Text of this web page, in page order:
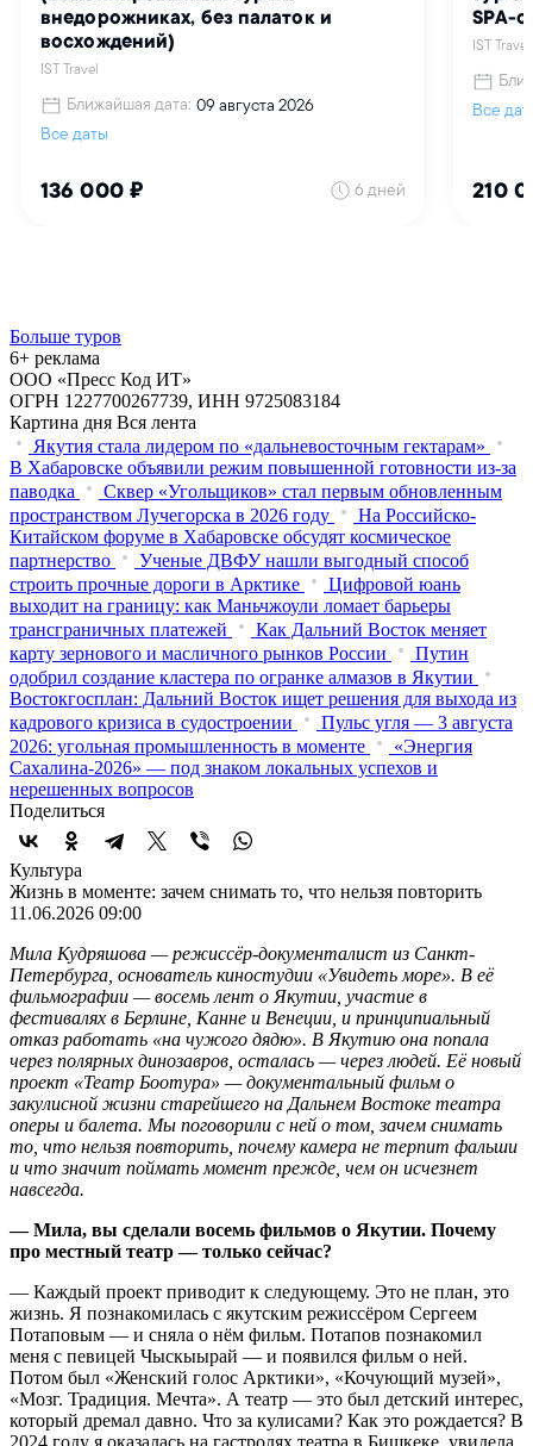
Больше туров
6+ реклама
ООО «Пресс Код ИТ»
ОГРН 1227700267739, ИНН 9725083184
Картина дня Вся лента
Якутия стала лидером по «дальневосточным гектарам»
В Хабаровске объявили режим повышенной готовности из‑за
паводка
Сквер «Угольщиков» стал первым обновленным
пространством Лучегорска в 2026 году
На Российско-
Китайском форуме в Хабаровске обсудят космическое
партнерство
Ученые ДВФУ нашли выгодный способ
строить прочные дороги в Арктике
Цифровой юань
выходит на границу: как Маньчжоули ломает барьеры
трансграничных платежей
Как Дальний Восток меняет
карту зернового и масличного рынков России
Путин
одобрил создание кластера по огранке алмазов в Якутии
Востокгосплан: Дальний Восток ищет решения для выхода из
кадрового кризиса в судостроении
Пульс угля — 3 августа
2026: угольная промышленность в моменте
«Энергия
Сахалина-2026» — под знаком локальных успехов и
нерешенных вопросов
Поделиться
Культура
Жизнь в моменте: зачем снимать то, что нельзя повторить
11.06.2026 09:00
Мила Кудряшова — режиссёр-документалист из Санкт-
Петербурга, основатель киностудии «Увидеть море». В её
фильмографии — восемь лент о Якутии, участие в
фестивалях в Берлине, Канне и Венеции, и принципиальный
отказ работать «на чужого дядю». В Якутию она попала
через полярных динозавров, осталась — через людей. Её новый
проект «Театр Боотура» — документальный фильм о
закулисной жизни старейшего на Дальнем Востоке театра
оперы и балета. Мы поговорили с ней о том, зачем снимать
то, что нельзя повторить, почему камера не терпит фальши
и что значит поймать момент прежде, чем он исчезнет
навсегда.
— Мила, вы сделали восемь фильмов о Якутии. Почему
про местный театр — только сейчас?
— Каждый проект приводит к следующему. Это не план, это
жизнь. Я познакомилась с якутским режиссёром Сергеем
Потаповым — и сняла о нём фильм. Потапов познакомил
меня с певицей Чыскыырай — и появился фильм о ней.
Потом был «Женский голос Арктики», «Кочующий музей»,
«Мозг. Традиция. Мечта». А театр — это был детский интерес,
который дремал давно. Что за кулисами? Как это рождается? В
2024 году я оказалась на гастролях театра в Бишкеке, увидела,